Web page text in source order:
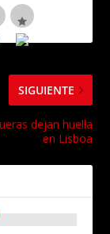
SIGUIENTE
dejan huella
en Lisboa